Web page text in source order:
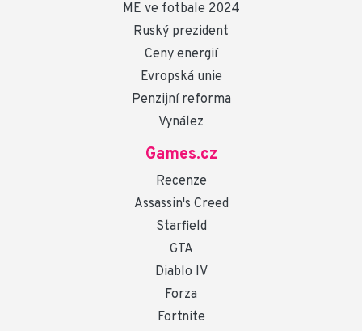
ME ve fotbale 2024
Ruský prezident
Ceny energií
Evropská unie
Penzijní reforma
Vynález
Games.cz
Recenze
Assassin's Creed
Starfield
GTA
Diablo IV
Forza
Fortnite